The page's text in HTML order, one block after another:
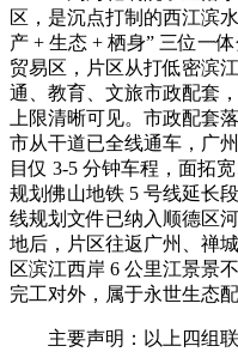
区，是沉点打制的西江滨
产 + 生态 + 栖身” 三位一
贸易区，片区从打低密滨
通、教育、文旅市政配套
上限清晰可见。市政配套
市从干道已全线通车，广
目仅 3-5 分钟车程，面拓
规划佛山地铁 5 号线延长
线规划文件已纳入顺德区
地后，片区往返广州、禅
区滨江西岸 6 公里江景景
完工对外，属于永世生态
主要声明：以上四组联